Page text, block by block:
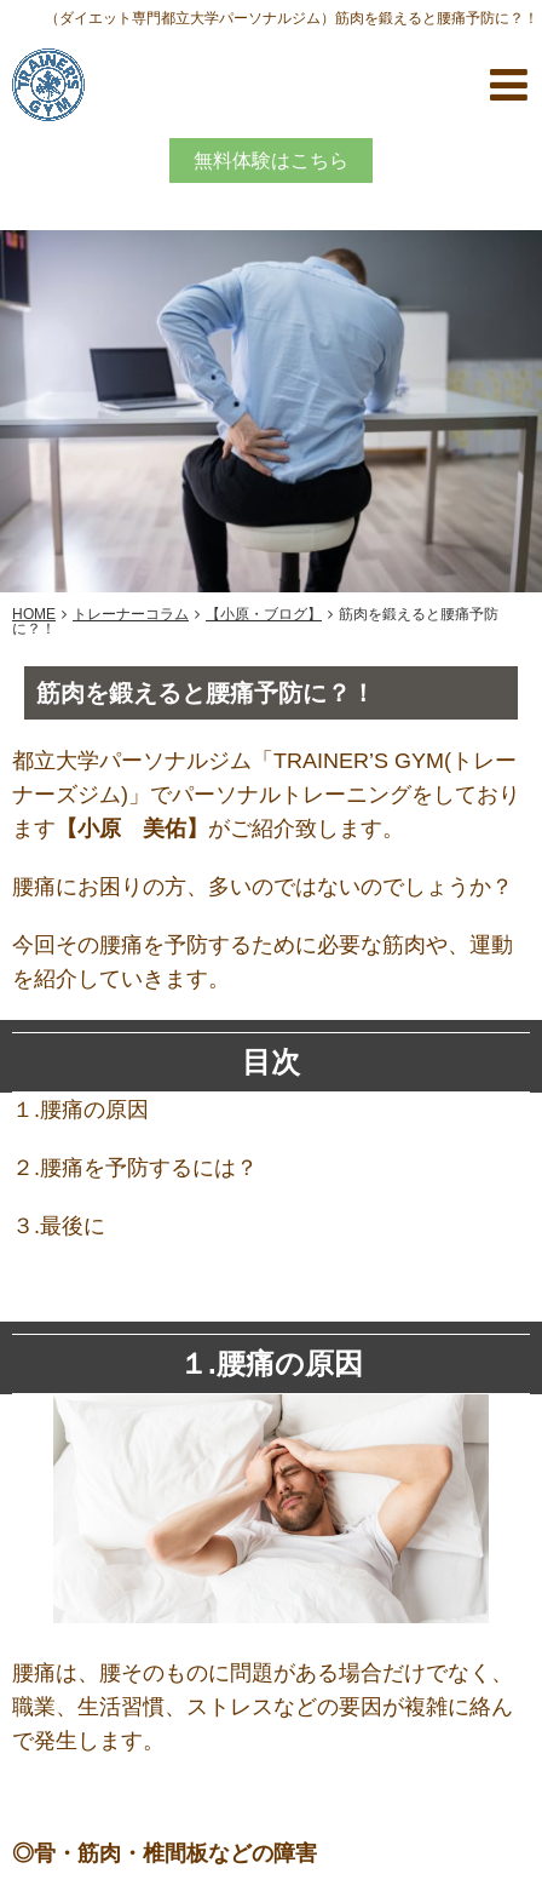
（ダイエット専門都立大学パーソナルジム）筋肉を鍛えると腰痛予防に？！
無料体験はこちら
HOME トレーナーコラム 【小原・ブログ】
筋肉を鍛えると腰痛予防
に？！
筋肉を鍛えると腰痛予防に？！
都立大学パーソナルジム「TRAINER’S GYM(トレー
ナーズジム)」でパーソナルトレーニングをしており
ます 【小原 美佑】 がご紹介致します。
腰痛にお困りの方、多いのではないのでしょうか？
今回その腰痛を予防するために必要な筋肉や、運動
を紹介していきます。
目次
１.腰痛の原因
２.腰痛を予防するには？
３.最後に
１.腰痛の原因
腰痛は、腰そのものに問題がある場合だけでなく、
職業、生活習慣、ストレスなどの要因が複雑に絡ん
で発生します。
◎骨・筋肉・椎間板などの障害